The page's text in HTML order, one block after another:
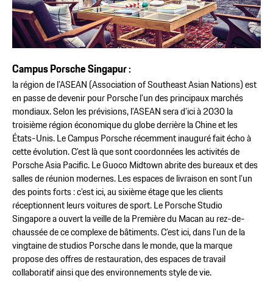
Campus Porsche Singapur :
la région de l’ASEAN (Association of Southeast Asian Nations) est
en passe de devenir pour Porsche l’un des principaux marchés
mondiaux. Selon les prévisions, l’ASEAN sera d’ici à 2030 la
troisième région économique du globe derrière la Chine et les
États-Unis. Le Campus Porsche récemment inauguré fait écho à
cette évolution. C’est là que sont coordonnées les activités de
Porsche Asia Pacific. Le Guoco Midtown abrite des bureaux et des
salles de réunion modernes. Les espaces de livraison en sont l’un
des points forts : c’est ici, au sixième étage que les clients
réceptionnent leurs voitures de sport. Le Porsche Studio
Singapore a ouvert la veille de la Première du Macan au rez-de-
chaussée de ce complexe de bâtiments. C’est ici, dans l’un de la
vingtaine de studios Porsche dans le monde, que la marque
propose des offres de restauration, des espaces de travail
collaboratif ainsi que des environnements style de vie.